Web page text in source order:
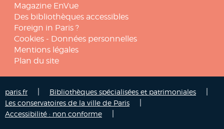
Magazine EnVue
Des bibliothèques accessibles
Foreign in Paris ?
Cookies - Données personnelles
Mentions légales
Plan du site
paris.fr Bibliothèques spécialisées et patrimoniales
Les conservatoires de la ville de Paris
Accessibilité : non conforme